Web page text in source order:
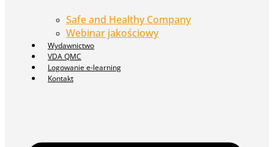
Safe and Healthy Company
Webinar jakościowy
Wydawnictwo
VDA QMC
Logowanie e-learning
Kontakt